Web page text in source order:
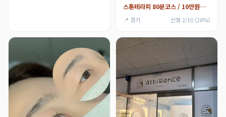
스톤테라피 80분코스 / 10만원지원
📍 경기 신청 2/10 (20%)